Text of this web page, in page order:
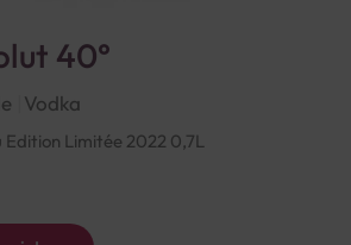
40°
Vodka
Limitée 2022 0,7L